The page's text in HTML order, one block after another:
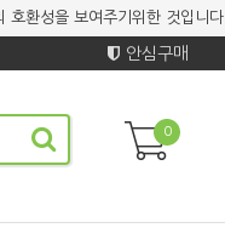
환성을 보여주기위한 것입니다.
안심구매
0